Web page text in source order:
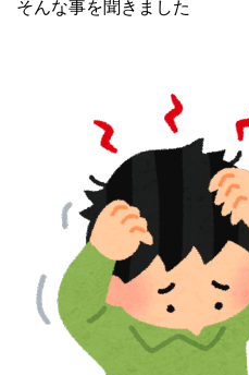
そんな事を聞きました